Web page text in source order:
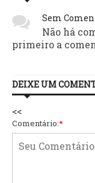
Sem
Não há
primeiro a
DEIXE UM
<<
Comentário:*